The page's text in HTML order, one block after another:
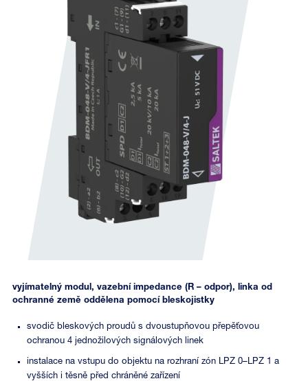
vyjímatelný modul, vazební impedance (R – odpor), linka od
ochranné země oddělena pomocí bleskojistky
svodič bleskových proudů s dvoustupňovou přepěťovou
ochranou 4 jednožilových signálových linek
instalace na vstupu do objektu na rozhraní zón LPZ 0–LPZ 1 a
vyšších i těsně před chráněné zařízení